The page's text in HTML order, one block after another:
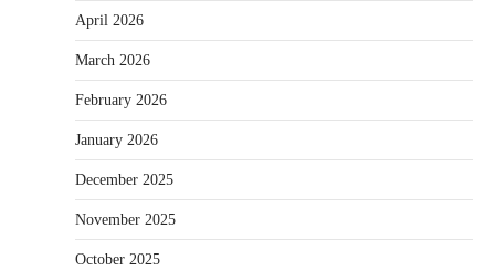
April 2026
March 2026
February 2026
January 2026
December 2025
November 2025
October 2025